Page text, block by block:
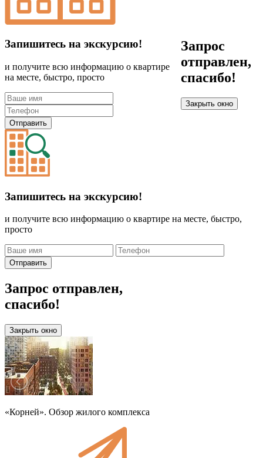
Запишитесь на экскурсию!
и получите всю информацию о квартире
на месте, быстро, просто
Отправить
Запрос
отправлен,
спасибо!
Закрыть окно
Запишитесь на экскурсию!
и получите всю информацию о квартире на месте, быстро,
просто
Отправить
Запрос отправлен,
спасибо!
Закрыть окно
«Корней». Обзор жилого комплекса